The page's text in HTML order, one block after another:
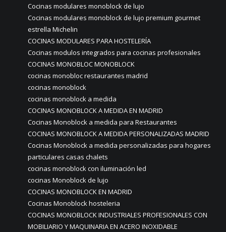
Cocinas modulares monoblock de lujo
Cocinas modulares monoblock de lujo premium gourmet
estrella Michelin
COCINAS MODULARES PARA HOSTELERÍA
Cocinas modulos integrados para cocinas profesionales
COCINAS MONOBLOC MONOBLOCK
cocinas monobloc restaurantes madrid
cocinas monoblock
cocinas monoblock a medida
COCINAS MONOBLOCK A MEDIDA EN MADRID
Cocinas Monoblock a medida para Restaurantes
COCINAS MONOBLOCK A MEDIDA PERSONALIZADAS MADRID
Cocinas Monoblock a medida personalizadas para hogares
particulares casas chalets
cocinas monoblock con iluminación led
cocinas Monoblock de lujo
COCINAS MONOBLOCK EN MADRID
Cocinas Monoblock hosteleria
COCINAS MONOBLOCK INDUSTRIALES PROFESIONALES CON
MOBILIARIO Y MAQUINARIA EN ACERO INOXIDABLE